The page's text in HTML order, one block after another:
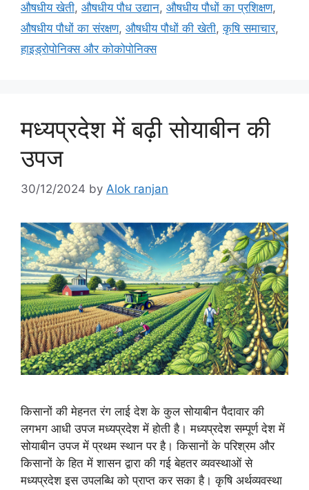
औषधीय खेती, औषधीय पौध उद्यान, औषधीय पौधों का प्रशिक्षण,
औषधीय पौधों का संरक्षण, औषधीय पौधों की खेती,कृषि समाचार,
हाइड्रोपोनिक्स और कोकोपोनिक्स
मध्यप्रदेश में बढ़ी सोयाबीन की
उपज
30/12/2024 by Alok ranjan
किसानों की मेहनत रंग लाई देश के कुल सोयाबीन पैदावार की
लगभग आधी उपज मध्यप्रदेश में होती है। मध्यप्रदेश सम्पूर्ण देश में
सोयाबीन उपज में प्रथम स्थान पर है। किसानों के परिश्रम और
किसानों के हित में शासन द्वारा की गई बेहतर व्यवस्थाओं से
मध्यप्रदेश इस उपलब्धि को प्राप्त कर सका है। कृषि अर्थव्यवस्था